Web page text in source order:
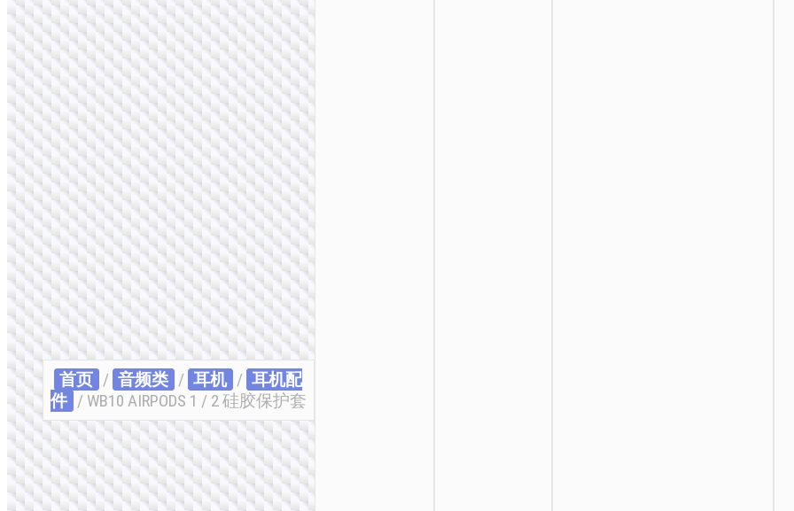
首页 / 音频类 / 耳机 / 耳机配
件 / WB10 AIRPODS 1 / 2 硅胶保护套